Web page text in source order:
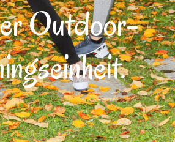
Outdoor-